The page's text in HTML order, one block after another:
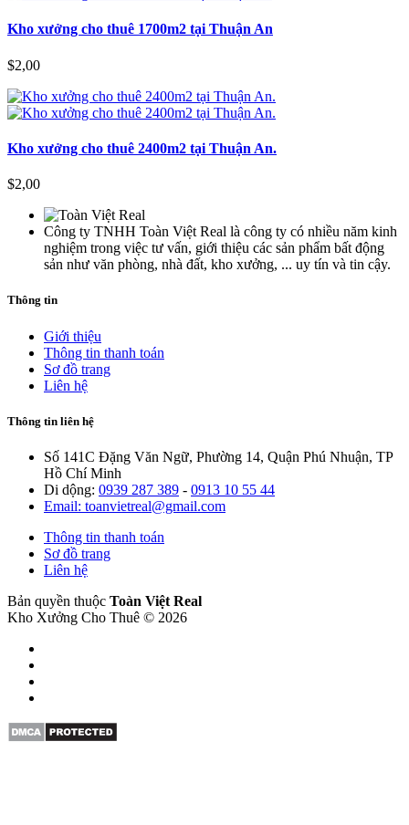
Kho xưởng cho thuê 1700m2 tại Thuận An
$2,00
Kho xưởng cho thuê 2400m2 tại Thuận An.
$2,00
Công ty TNHH Toàn Việt Real là công ty có nhiều năm kinh
nghiệm trong việc tư vấn, giới thiệu các sản phẩm bất động
sản như văn phòng, nhà đất, kho xưởng, ... uy tín và tin cậy.
Thông tin
Giới thiệu
Thông tin thanh toán
Sơ đồ trang
Liên hệ
Thông tin liên hệ
Số 141C Đặng Văn Ngữ, Phường 14, Quận Phú Nhuận, TP
Hồ Chí Minh
Di dộng: 0939 287 389 - 0913 10 55 44
Email: toanvietreal@gmail.com
Thông tin thanh toán
Sơ đồ trang
Liên hệ
Bản quyền thuộc Toàn Việt Real
Kho Xưởng Cho Thuê © 2026